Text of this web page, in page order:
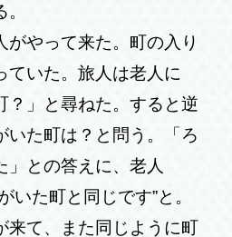
がやって来た。町の入り
ていた。旅人は老人に
？」と尋ねた。すると逆
いた町は？と問う。「ろ
」との答えに、老人
いた町と同じです”と。
来て、また同じように町